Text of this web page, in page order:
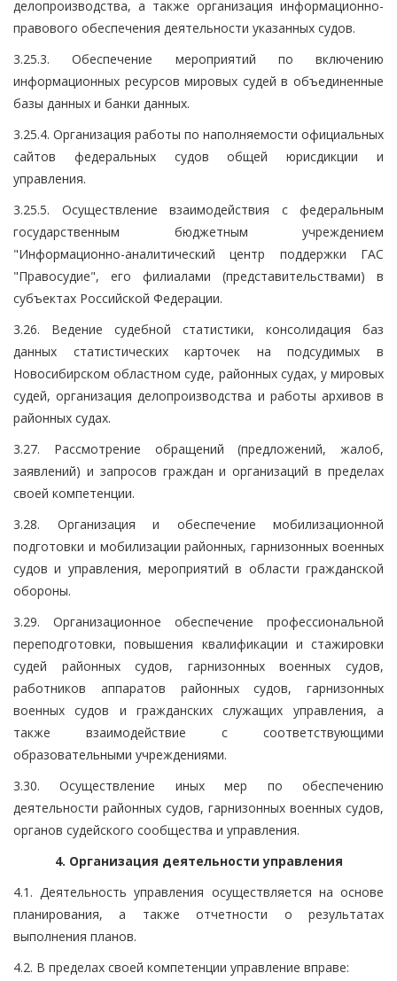
делопроизводства, а также организация информационно-
правового обеспечения деятельности указанных судов.
3.25.3. Обеспечение мероприятий по включению
информационных ресурсов мировых судей в объединенные
базы данных и банки данных.
3.25.4. Организация работы по наполняемости официальных
сайтов федеральных судов общей юрисдикции и
управления.
3.25.5. Осуществление взаимодействия с федеральным
государственным бюджетным учреждением
"Информационно-аналитический центр поддержки ГАС
"Правосудие", его филиалами (представительствами) в
субъектах Российской Федерации.
3.26. Ведение судебной статистики, консолидация баз
данных статистических карточек на подсудимых в
Новосибирском областном суде, районных судах, у мировых
судей, организация делопроизводства и работы архивов в
районных судах.
3.27. Рассмотрение обращений (предложений, жалоб,
заявлений) и запросов граждан и организаций в пределах
своей компетенции.
3.28. Организация и обеспечение мобилизационной
подготовки и мобилизации районных, гарнизонных военных
судов и управления, мероприятий в области гражданской
обороны.
3.29. Организационное обеспечение профессиональной
переподготовки, повышения квалификации и стажировки
судей районных судов, гарнизонных военных судов,
работников аппаратов районных судов, гарнизонных
военных судов и гражданских служащих управления, а
также взаимодействие с соответствующими
образовательными учреждениями.
3.30. Осуществление иных мер по обеспечению
деятельности районных судов, гарнизонных военных судов,
органов судейского сообщества и управления.
4. Организация деятельности управления
4.1. Деятельность управления осуществляется на основе
планирования, а также отчетности о результатах
выполнения планов.
4.2. В пределах своей компетенции управление вправе: